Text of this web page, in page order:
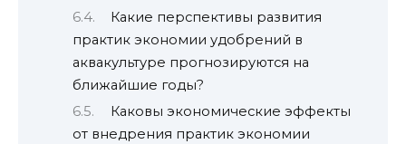
Какие перспективы развития
практик экономии удобрений в
аквакультуре прогнозируются на
ближайшие годы?
Каковы экономические эффекты
от внедрения практик экономии